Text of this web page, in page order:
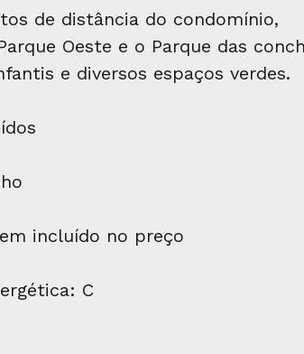
de distância do condomínio,
Oeste e o Parque das
e diversos espaços verdes.
incluído no preço
C